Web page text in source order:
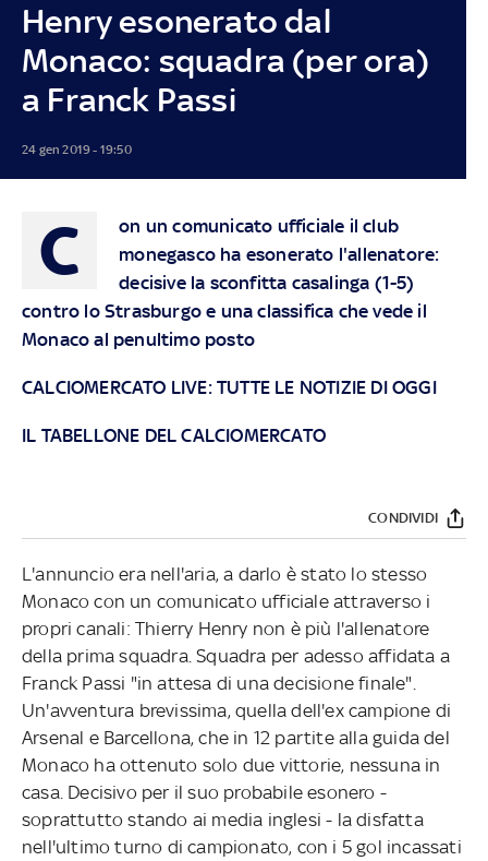
Henry esonerato dal
Monaco: squadra (per ora)
a Franck Passi
24 gen 2019 - 19:50
C
on un comunicato ufficiale il club
monegasco ha esonerato l'allenatore:
decisive la sconfitta casalinga (1-5)
contro lo Strasburgo e una classifica che vede il
Monaco al penultimo posto
CALCIOMERCATO LIVE: TUTTE LE NOTIZIE DI OGGI
IL TABELLONE DEL CALCIOMERCATO
CONDIVIDI
L'annuncio era nell'aria, a darlo è stato lo stesso
Monaco con un comunicato ufficiale attraverso i
propri canali: Thierry Henry non è più l'allenatore
della prima squadra. Squadra per adesso affidata a
Franck Passi "in attesa di una decisione finale".
Un'avventura brevissima, quella dell'ex campione di
Arsenal e Barcellona, che in 12 partite alla guida del
Monaco ha ottenuto solo due vittorie, nessuna in
casa. Decisivo per il suo probabile esonero -
soprattutto stando ai media inglesi - la disfatta
nell'ultimo turno di campionato, con i 5 gol incassati